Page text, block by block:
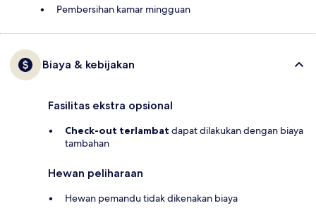
Pembersihan kamar mingguan
Biaya & kebijakan
Fasilitas ekstra opsional
Check-out terlambat dapat dilakukan dengan biaya
tambahan
Hewan peliharaan
Hewan pemandu tidak dikenakan biaya